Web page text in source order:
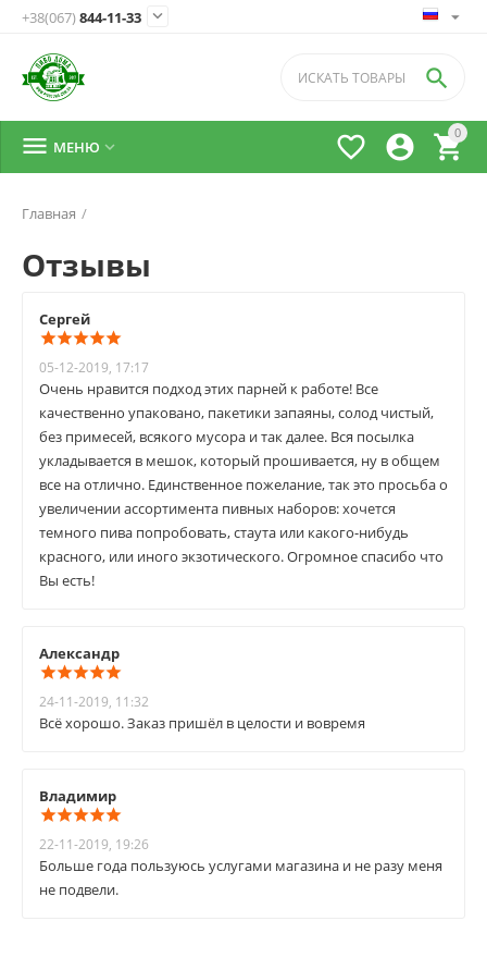
+38(067)844-11-33 
0




 МЕНЮ 
Главная /
Отзывы
Сергей
05-12-2019, 17:17
Очень нравится подход этих парней к работе! Все
качественно упаковано, пакетики запаяны, солод чистый,
без примесей, всякого мусора и так далее. Вся посылка
укладывается в мешок, который прошивается, ну в общем
все на отлично. Единственное пожелание, так это просьба о
увеличении ассортимента пивных наборов: хочется
темного пива попробовать, стаута или какого-нибудь
красного, или иного экзотического. Огромное спасибо что
Вы есть!
Александр
24-11-2019, 11:32
Всё хорошо. Заказ пришёл в целости и вовремя
Владимир
22-11-2019, 19:26
Больше года пользуюсь услугами магазина и не разу меня
не подвели.